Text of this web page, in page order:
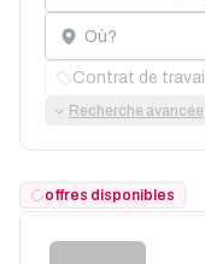
Localisation
Contrat de travail
Recherche avancée
offres disponibles